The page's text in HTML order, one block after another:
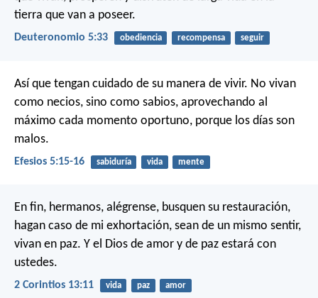
tierra que van a poseer.
Deuteronomio 5:33 obediencia recompensa seguir
Así que tengan cuidado de su manera de vivir. No vivan
como necios, sino como sabios, aprovechando al
máximo cada momento oportuno, porque los días son
malos.
Efesios 5:15-16 sabiduría vida mente
En fin, hermanos, alégrense, busquen su restauración,
hagan caso de mi exhortación, sean de un mismo sentir,
vivan en paz. Y el Dios de amor y de paz estará con
ustedes.
2 Corintios 13:11 vida paz amor